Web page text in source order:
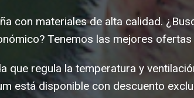
con materiales de alta calidad.
Tenemos las mejores
que regula la temperatura y
está disponible con descuento